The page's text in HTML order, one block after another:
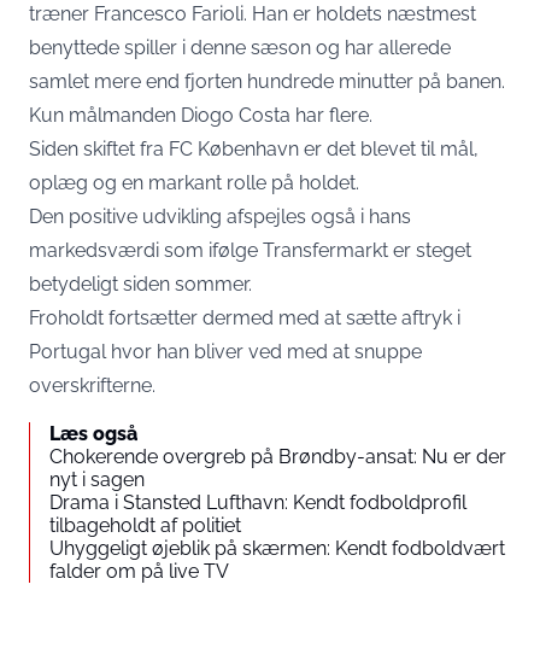
træner Francesco Farioli. Han er holdets næstmest
benyttede spiller i denne sæson og har allerede
samlet mere end fjorten hundrede minutter på banen.
Kun målmanden Diogo Costa har flere.
Siden skiftet fra FC København er det blevet til mål,
oplæg og en markant rolle på holdet.
Den positive udvikling afspejles også i hans
markedsværdi som ifølge Transfermarkt er steget
betydeligt siden sommer.
Froholdt fortsætter dermed med at sætte aftryk i
Portugal hvor han bliver ved med at snuppe
overskrifterne.
Læs også
Chokerende overgreb på Brøndby-ansat: Nu er der
nyt i sagen
Drama i Stansted Lufthavn: Kendt fodboldprofil
tilbageholdt af politiet
Uhyggeligt øjeblik på skærmen: Kendt fodboldvært
falder om på live TV